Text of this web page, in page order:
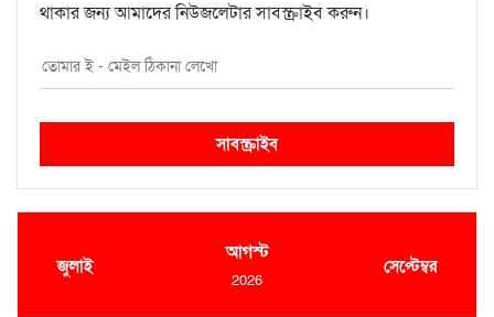
থাকার জন্য আমাদের নিউজলেটার সাবস্ক্রাইব করুন।
সাবস্ক্রাইব
জুলাই
আগস্ট
2026
সেপ্টেম্বর